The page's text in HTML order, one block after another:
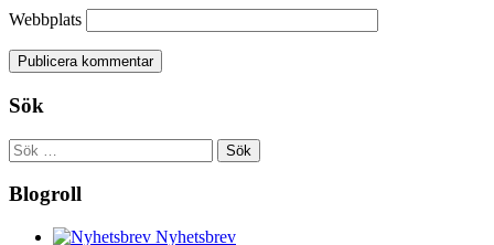
Webbplats
Sök
Sök
efter:
Blogroll
Nyhetsbrev